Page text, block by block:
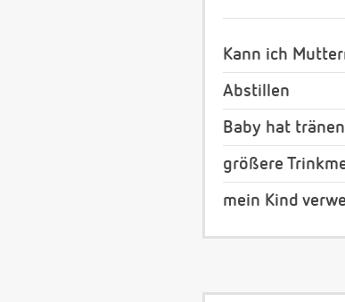
Kann ich
Abstillen
Baby hat
größere
mein Kind